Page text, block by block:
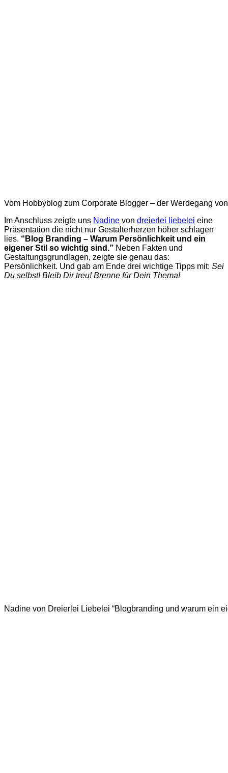
Vom Hobbyblog zum Corporate Blogger – der Werdegang
Im Anschluss zeigte uns Nadine von dreierlei liebelei eine
Präsentation die nicht nur Gestalterherzen höher schlagen
lies. “Blog Branding – Warum Persönlichkeit und ein
eigener Stil so wichtig sind.” Neben Fakten und
Gestaltungsgrundlagen, zeigte sie genau das:
Persönlichkeit. Und gab am Ende drei wichtige Tipps mit: Sei
Du selbst! Bleib Dir treu! Brenne für Dein Thema!
Nadine von Dreierlei Liebelei “Blogbranding und warum ein